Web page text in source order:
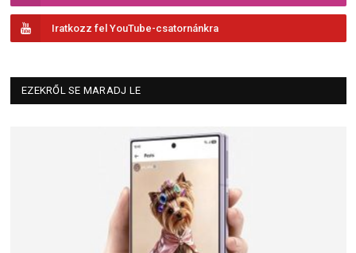
Iratkozz fel YouTube-csatornánkra
EZEKRŐL SE MARADJ LE